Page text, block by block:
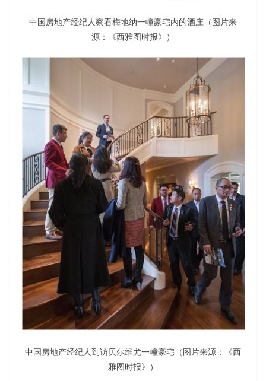
中国房地产经纪人察看梅地纳一幢豪宅内的酒庄（图片来
源：《西雅图时报》）
中国房地产经纪人到访贝尔维尤一幢豪宅（图片来源：《西
雅图时报》）